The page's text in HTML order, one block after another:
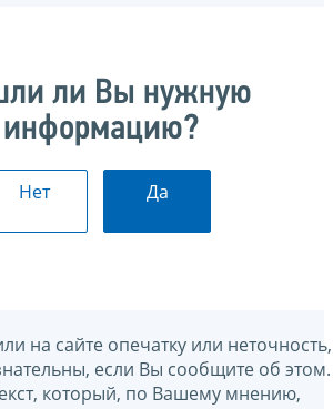
ли Вы нужную
информацию?
Нет Да
на сайте опечатку или неточность,
если Вы сообщите об этом.
который, по Вашему мнению,